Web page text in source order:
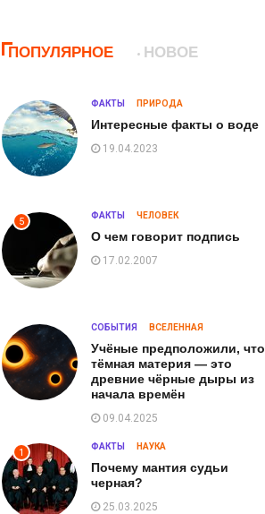
ПОПУЛЯРНОЕ НОВОЕ
ФАКТЫ ПРИРОДА
Интересные факты о воде
19.04.2023
5
ФАКТЫ ЧЕЛОВЕК
О чем говорит подпись
17.02.2007
СОБЫТИЯ ВСЕЛЕННАЯ
Учёные предположили, что
тёмная материя — это
древние чёрные дыры из
начала времён
09.04.2025
1
ФАКТЫ НАУКА
Почему мантия судьи
черная?
25.03.2025